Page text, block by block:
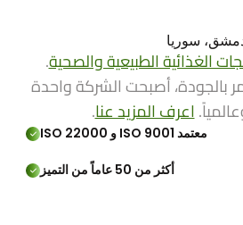
الغذائية الطبيعية والصحية.
بالجودة، أصبحت الشركة واحدة
اعرف المزيد عنا.
معتمد ISO 9001 و ISO 22000
أكثر من 50 عاماً من التميز